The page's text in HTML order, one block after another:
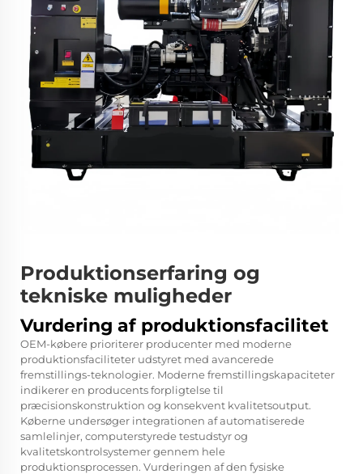
Produktionserfaring og
tekniske muligheder
Vurdering af produktionsfacilitet
OEM-købere prioriterer producenter med moderne
produktionsfaciliteter udstyret med avancerede
fremstillings-teknologier. Moderne fremstillingskapaciteter
indikerer en producents forpligtelse til
præcisionskonstruktion og konsekvent kvalitetsoutput.
Køberne undersøger integrationen af automatiserede
samlelinjer, computerstyrede testudstyr og
kvalitetskontrolsystemer gennem hele
produktionsprocessen. Vurderingen af den fysiske